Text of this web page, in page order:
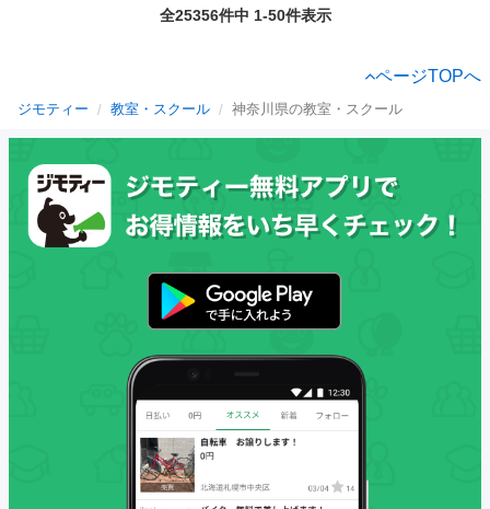
全25356件中 1-50件表示
ページTOPへ
ジモティー 教室・スクール 神奈川県の教室・スクール